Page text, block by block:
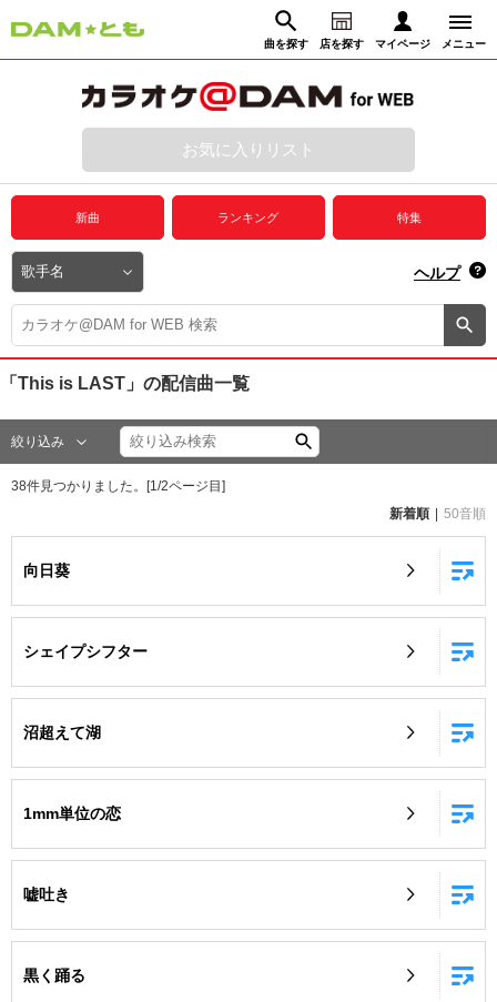
曲を探す 店を探す マイページ メニュー
動画からさがす 録音からさがす
ログイン
プレミアムサービス
DAM★とも動画
DAM★とも録音
カラオケ＠DAM
ユーザー検索
DAMの新曲・ランキングなど
自宅でカラオケ歌い放題！
お気に入りリスト
新曲 ランキング 特集
ヘルプ
「This is LAST」 の配信曲一覧
絞り込み
38件見つかりました。[1 /2ページ目]
新着順
50音順
向日葵
シェイプシフター
沼超えて湖
1mm単位の恋
嘘吐き
黒く踊る